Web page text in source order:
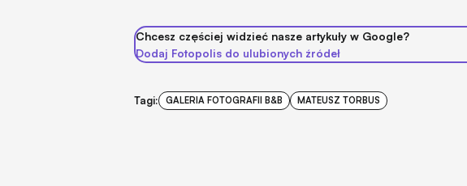
Chcesz częściej widzieć nasze artykuły w Google?
Dodaj Fotopolis do ulubionych źródeł
Tagi: GALERIA FOTOGRAFII B&B MATEUSZ TORBUS